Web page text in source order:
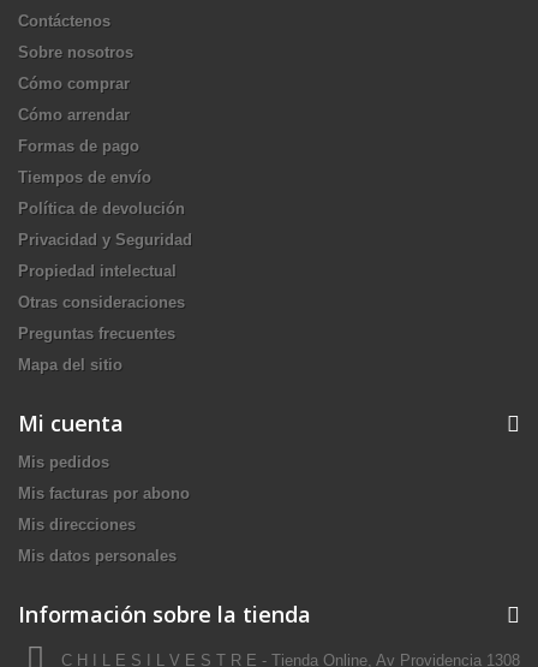
Contáctenos
Sobre nosotros
Cómo comprar
Cómo arrendar
Formas de pago
Tiempos de envío
Política de devolución
Privacidad y Seguridad
Propiedad intelectual
Otras consideraciones
Preguntas frecuentes
Mapa del sitio
Mi cuenta
Mis pedidos
Mis facturas por abono
Mis direcciones
Mis datos personales
Información sobre la tienda
C H I L E S I L V E S T R E - Tienda Online, Av Providencia 1308